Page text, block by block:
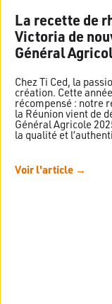
La recette de
Victoria de
Général
Chez Ti Ced, la
création. Cette
récompensé : notre
la Réunion vient de
Général Agricole
la qualité et
Voir l'article →